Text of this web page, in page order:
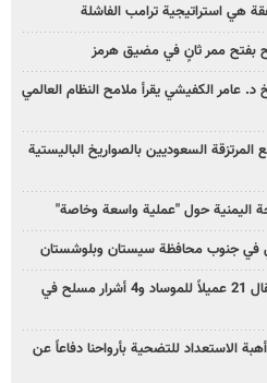
هي استراتيجية ترامب الفاشلة
ممر ثانٍ في مضيق هرمز
عامر الكفيشي يقرأ ملامح النظام العالمي
السعوديين بالصواريخ الباليستية
اليمنية حول "عملية واسعة وخاصة"
في جنوب محافظة سيستان وبلوشستان
وزارة الأمن الإيرانية: اعتقال 21 عميلاً للموساد و4 أشرار مسلح في
الاستعداد للتضحية بأرواحنا دفاعاً عن